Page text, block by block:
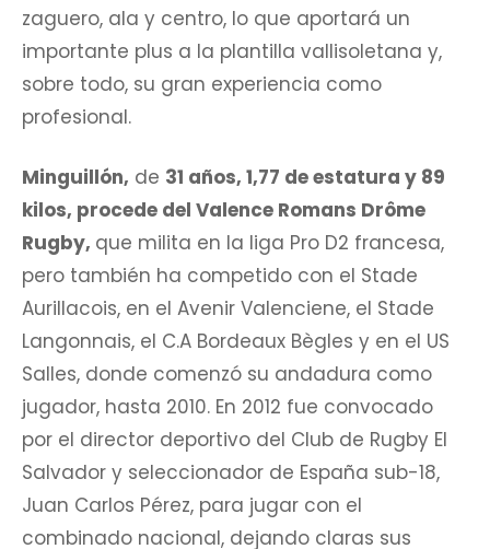
zaguero, ala y centro, lo que aportará un
importante plus a la plantilla vallisoletana y,
sobre todo, su gran experiencia como
profesional.
Minguillón, de 31 años, 1,77 de estatura y 89
kilos, procede del Valence Romans Drôme
Rugby, que milita en la liga Pro D2 francesa,
pero también ha competido con el Stade
Aurillacois, en el Avenir Valenciene, el Stade
Langonnais, el C.A Bordeaux Bègles y en el US
Salles, donde comenzó su andadura como
jugador, hasta 2010. En 2012 fue convocado
por el director deportivo del Club de Rugby El
Salvador y seleccionador de España sub-18,
Juan Carlos Pérez, para jugar con el
combinado nacional, dejando claras sus